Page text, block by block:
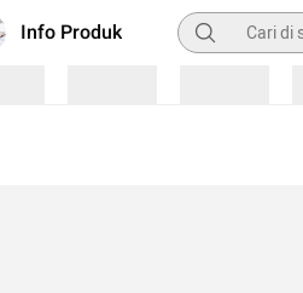
Info Produk Pencarian